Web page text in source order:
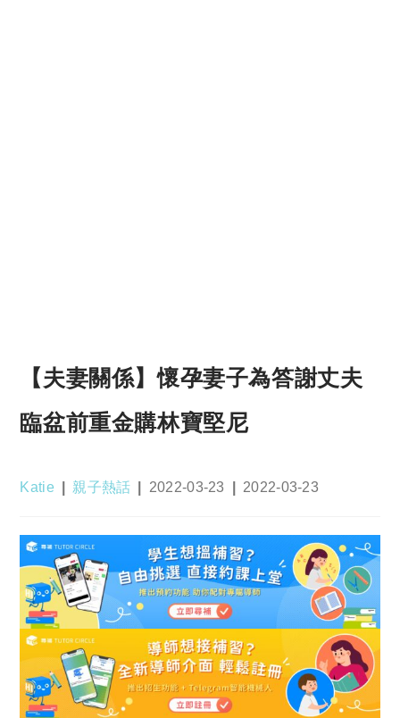
【夫妻關係】懷孕妻子為答謝丈夫
臨盆前重金購林寶堅尼
Post
Katie
Post
親子熱話
Post
2022-03-23
Post
2022-03-23